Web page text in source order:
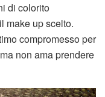
di colorito
make up scelto.
compromesso per
non ama prendere